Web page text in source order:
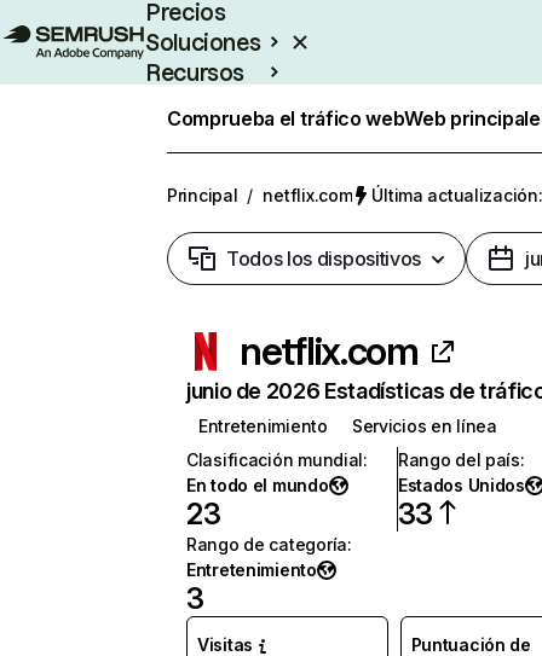
Precios
Soluciones
Recursos
Comprueba el tráfico webWeb
Principal / netflix.com Última
Todos los dispositivos
netflix.com
junio de 2026 Estadísticas de
Entretenimiento
Servicios en línea
Clasificación mundial:
En todo el mundo
23
Rango del país:
Estados Unidos
33
Rango de categoría:
Entretenimiento
3
Visitas
Puntuación de